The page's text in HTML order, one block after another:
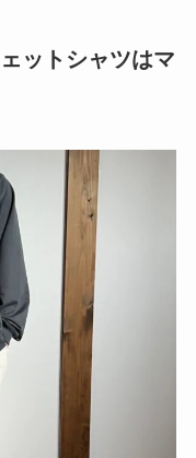
ットシャツはマ